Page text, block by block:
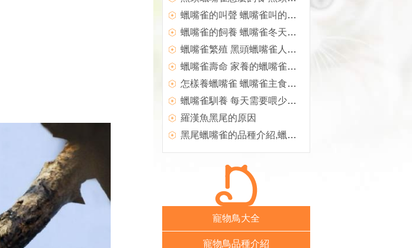
蠟嘴雀的叫聲 蠟嘴雀叫的音長似響亮哨聲
蠟嘴雀的飼養 蠟嘴雀冬天飼養的方法
蠟嘴雀繁殖 黑頭蠟嘴雀人工繁殖方法
蠟嘴雀壽命 家養的蠟嘴雀壽命5到10年左右
怎樣養蠟嘴雀 蠟嘴雀主食以谷類為主
蠟嘴雀馴養 每天需要喂少量青菜和蘋果
羅漢魚黑尾的原因
黑尾蠟嘴雀的品種介紹,蠟嘴雀的品種簡介
寵物鳥大全
寵物鳥品種介紹